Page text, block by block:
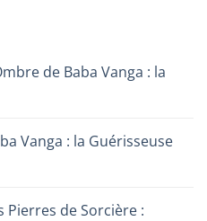
de Baba Vanga : la
Vanga : la Guérisseuse
Pierres de Sorcière :